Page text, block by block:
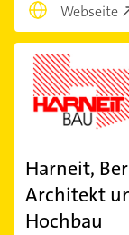
Webseite
Harneit,
Architekt
Hochbau